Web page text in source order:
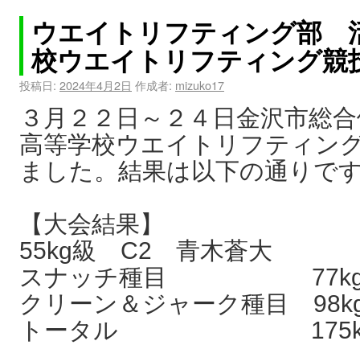
ウエイトリフティング部
校ウエイトリフティング競
投稿日: 2024年4月2日 作成者: mizuko17
３月２２日～２４日金沢市総
高等学校ウエイトリフティン
ました。結果は以下の通りで
【大会結果】
55kg級 C2 青木蒼大
スナッチ種目
クリーン＆ジャーク種目
トータル